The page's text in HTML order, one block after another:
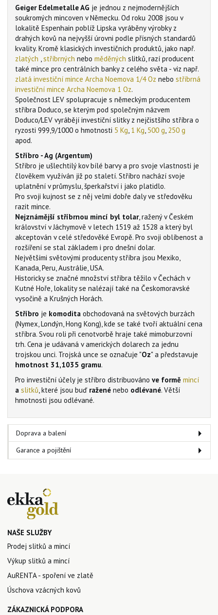
Geiger Edelmetalle AG je jednou z nejmodernějších
soukromých mincoven v Německu. Od roku 2008 jsou v
lokalitě Espenhain poblíž Lipska vyráběny výrobky z
drahých kovů na nejvyšší úrovni podle přísných standardů
kvality. Kromě klasických investičních produktů, jako např.
zlatých stříbrných nebo měděných slitků, razí producent
také mince pro centrálních banky z celého světa - viz např.
zlatá investiční mince Archa Noemova 1/4 Oz nebo stříbrná
investiční mince Archa Noemova 1 Oz.
Společnost LEV spolupracuje s německým producentem
stříbra Doduco, se kterým pod společným názvem
Doduco/LEV vyrábějí investiční slitky z nejčistšího stříbra o
ryzosti 999,9/1000 o hmotnosti 5 Kg 1 Kg 500 g 250 g
apod.
Stříbro - Ag (Argentum)
Stříbro je ušlechtilý kov bílé barvy a pro svoje vlastnosti je
člověkem využíván již po staletí. Stříbro nachází svoje
uplatnění v průmyslu, šperkařství i jako platidlo.
Pro svoji kujnost se z něj velmi dobře daly ve středověku
razit mince.
Nejznámější stříbrnou mincí byl tolar, ražený v Českém
království v Jáchymově v letech 1519 až 1528 a který byl
akceptován v celé středověké Evropě. Pro svoji oblíbenost a
rozšíření se stal základem i pro dnešní dolar.
Největšími světovými producenty stříbra jsou Mexiko,
Kanada, Peru, Austrálie, USA.
Historicky se značné množství stříbra těžilo v Čechách v
Kutné Hoře, lokality se nalézají také na Českomoravské
vysočině a Krušných Horách.
Stříbro je komodita obchodovaná na světových burzách
(Nymex, Londýn, Hong Kong), kde se také tvoří aktuální cena
stříbra. Svou roli při cenotvorbě hraje také mimoburzovní
trh. Cena je udávaná v amerických dolarech za jednu
trojskou unci. Trojská unce se označuje "Oz" a představuje
hmotnost 31,1035 gramu.
Pro investiční účely je stříbro distribuováno ve formě mincí
a slitků , které jsou buď ražené nebo odlévané. Větší
hmotnosti jsou odlévané.
Doprava a balení
Garance a pojištění
NAŠE SLUŽBY
Prodej slitků a mincí
Výkup slitků a mincí
AuRENTA - spoření ve zlatě
Úschova vzácných kovů
ZÁKAZNICKÁ PODPORA